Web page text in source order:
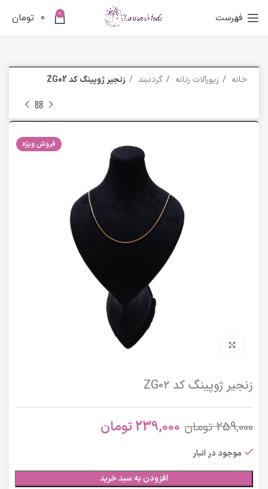
فهرست 0
0 تومان
خانه زیورآلات زنانه گردنبند زنجیر ژوپینگ کد ZG02
فروش ویژه
زنجیر ژوپینگ کد ZG02
259,000 تومان 239,000تومان
موجود در انبار
افزودن به سبد خرید